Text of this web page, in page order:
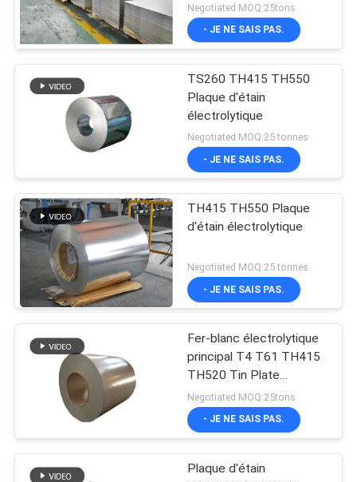
Negotiated MOQ:25tons
- JE NE SAIS PAS.
TS260 TH415 TH550
Plaque d'étain
électrolytique
Negotiated MOQ:25 tonnes
- JE NE SAIS PAS.
TH415 TH550 Plaque
d'étain électrolytique
Negotiated MOQ:25 tonnes
- JE NE SAIS PAS.
Fer-blanc électrolytique
principal T4 T61 TH415
TH520 Tin Plate
électrolytique SPTE TFS
Negotiated MOQ:25tons
- JE NE SAIS PAS.
Plaque d'étain